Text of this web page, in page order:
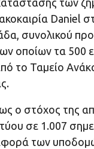
των
Daniel
συνολικού
οποίων τα 500
το Ταμείο
ο στόχος της
σε 1.007
των